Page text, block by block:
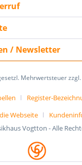
/ Newsletter
Mehrwertsteuer
Register-
Webseite
Vogtton - Alle